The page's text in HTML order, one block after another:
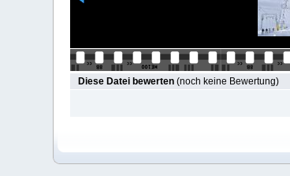
Diese Datei bewerten(noch keine Bewertung)